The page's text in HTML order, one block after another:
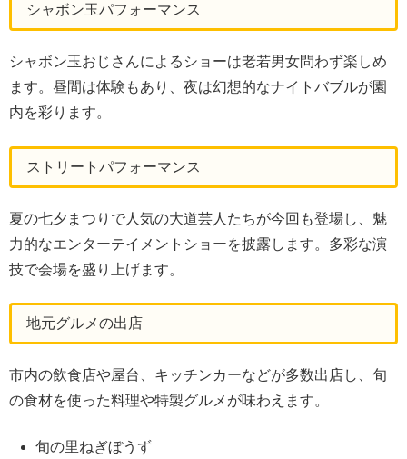
シャボン玉パフォーマンス
シャボン玉おじさんによるショーは老若男女問わず楽しめ
ます。昼間は体験もあり、夜は幻想的なナイトバブルが園
内を彩ります。
ストリートパフォーマンス
夏の七夕まつりで人気の大道芸人たちが今回も登場し、魅
力的なエンターテイメントショーを披露します。多彩な演
技で会場を盛り上げます。
地元グルメの出店
市内の飲食店や屋台、キッチンカーなどが多数出店し、旬
の食材を使った料理や特製グルメが味わえます。
旬の里ねぎぼうず